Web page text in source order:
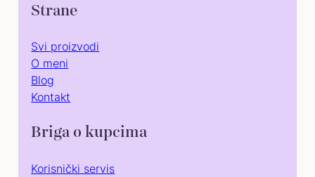
Strane
Svi proizvodi
O meni
Blog
Kontakt
Briga o kupcima
Korisnički servis